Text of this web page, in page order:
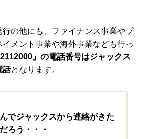
行の他にも、ファイナンス事業やプ
イメント事業や海外事業なども行っ
」の電話番号はジャックス
話となります。
でジャックスから連絡がきた
ろう・・・